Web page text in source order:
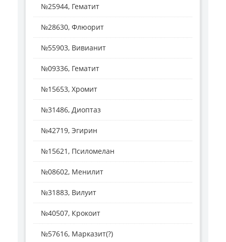
№25944, Гематит
№28630, Флюорит
№55903, Вивианит
№09336, Гематит
№15653, Хромит
№31486, Диоптаз
№42719, Эгирин
№15621, Псиломелан
№08602, Менилит
№31883, Вилуит
№40507, Крокоит
№57616, Марказит(?)